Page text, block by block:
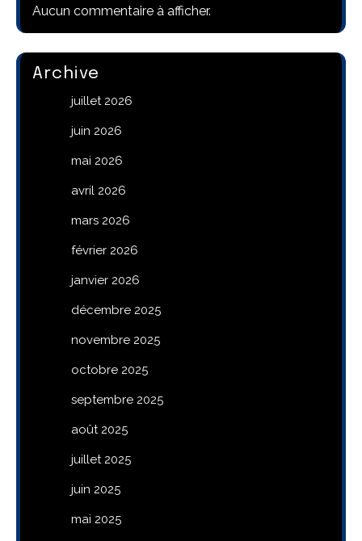
Aucun commentaire à afficher.
Archive
juillet 2026
juin 2026
mai 2026
avril 2026
mars 2026
février 2026
janvier 2026
décembre 2025
novembre 2025
octobre 2025
septembre 2025
août 2025
juillet 2025
juin 2025
mai 2025